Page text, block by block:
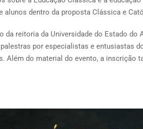
alunos dentro da proposta Clássica e
da reitoria da Universidade do Estado do
por especialistas e entusiastas
Além do material do evento, a inscrição